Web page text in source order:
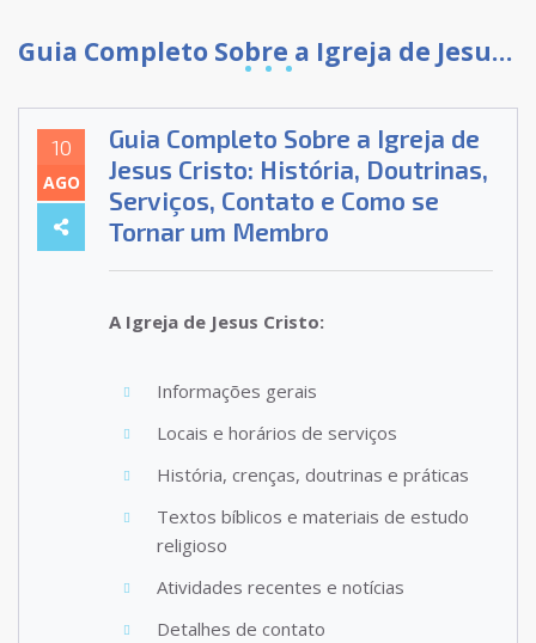
Guia Completo Sobre a Igreja de Jesus Cristo: História, Doutrinas, Serviços, Contato e Como se Tornar um Membro
10
AGO
Guia Completo Sobre a Igreja de
Jesus Cristo: História, Doutrinas,
Serviços, Contato e Como se
Tornar um Membro
A Igreja de Jesus Cristo:
Informações gerais
Locais e horários de serviços
História, crenças, doutrinas e práticas
Textos bíblicos e materiais de estudo
religioso
Atividades recentes e notícias
Detalhes de contato